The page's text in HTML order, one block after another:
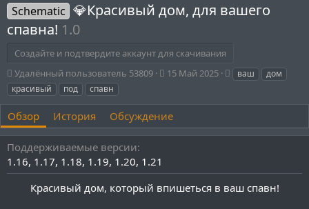
Schematic 💎Красивый дом, для вашего
спавна! 1.0
Создайте и подтвердите аккаунт для скачивания
А
в
т
о
р
Удалённый пользователь 53809
Д
с
о
а
н
15 Май 2025
Т ваш
дом
красивый
под спавн
Обзор История Обсуждение
Поддерживаемые версии
1.16 1.17 1.18 1.19 1.20 1.21
Красивый дом, который впишеться в ваш спавн!